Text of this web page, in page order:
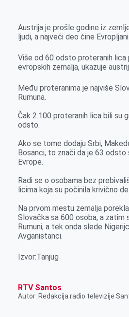
r
n
A
p
i
Austrija je prošle godine iz
ljudi, a najveći deo čine Evropljani.
Više od 60 odsto proteranih lica
evropskih zemalja, ukazuje
Među proteranima je najviše
Rumuna.
Čak 2.100 proteranih lica bili su
odsto.
Ako se tome dodaju Srbi,
Bosanci, to znači da je 63 odsto
Evrope.
Radi se o osobama bez
licima koja su počinila krivično
Na prvom mestu zemalja
Slovačka sa 600 osoba, a zatim
Rumuni, a tek onda slede
Avganistanci.
Izvor:Tanjug
RTV Santos
Autor: Redakcija radio televizije